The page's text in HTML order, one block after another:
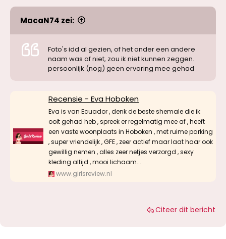
MacaN74 zei:
Foto's idd al gezien, of het onder een andere
naam was of niet, zou ik niet kunnen zeggen.
persoonlijk (nog) geen ervaring mee gehad
Recensie - Eva Hoboken
Eva is van Ecuador , denk de beste shemale die ik
ooit gehad heb , spreek er regelmatig mee af , heeft
een vaste woonplaats in Hoboken , met ruime parking
, super vriendelijk , GFE , zeer actief maar laat haar ook
gewillig nemen , alles zeer netjes verzorgd , sexy
kleding altijd , mooi lichaam...
www.girlsreview.nl
Citeer dit bericht